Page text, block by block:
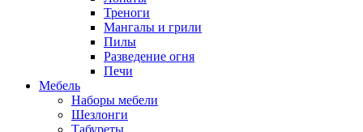
Треноги
Мангалы и грили
Пилы
Разведение огня
Печи
Мебель
Наборы мебели
Шезлонги
Табуреты